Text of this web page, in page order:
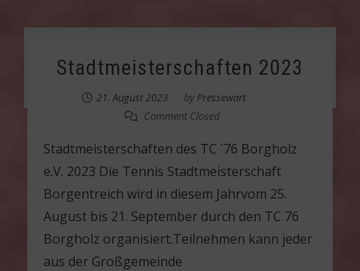
Stadtmeisterschaften 2023
21. August 2023 by Pressewart
Comment Closed
Stadtmeisterschaften des TC ´76 Borgholz
e.V. 2023 Die Tennis Stadtmeisterschaft
Borgentreich wird in diesem Jahrvom 25.
August bis 21. September durch den TC 76
Borgholz organisiert.Teilnehmen kann jeder
aus der Großgemeinde